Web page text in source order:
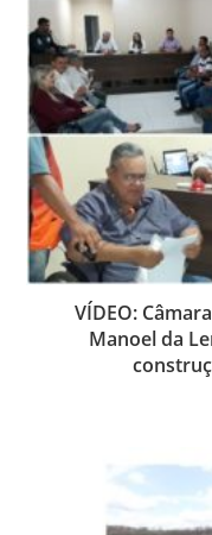
VÍDEO:
Manoel da